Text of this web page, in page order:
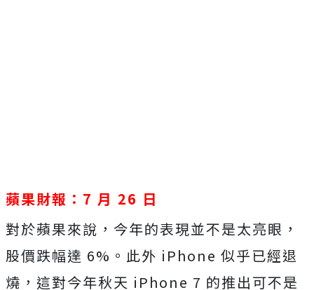
蘋果財報：7 月 26 日
對於蘋果來說，今年的表現並不是太亮眼，
股價跌幅達 6%。此外 iPhone 似乎已經退
燒，這對今年秋天 iPhone 7 的推出可不是